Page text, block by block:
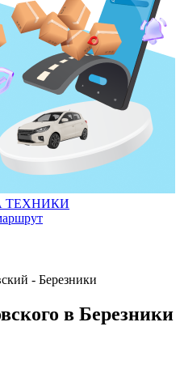
ТЕХНИКИ
- Березники
в Березники